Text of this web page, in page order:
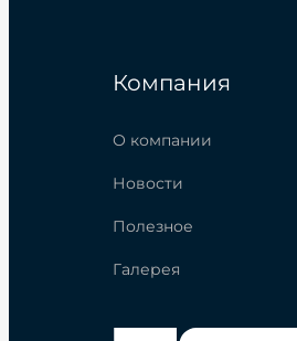
Компания
О компании
Новости
Полезное
Галерея